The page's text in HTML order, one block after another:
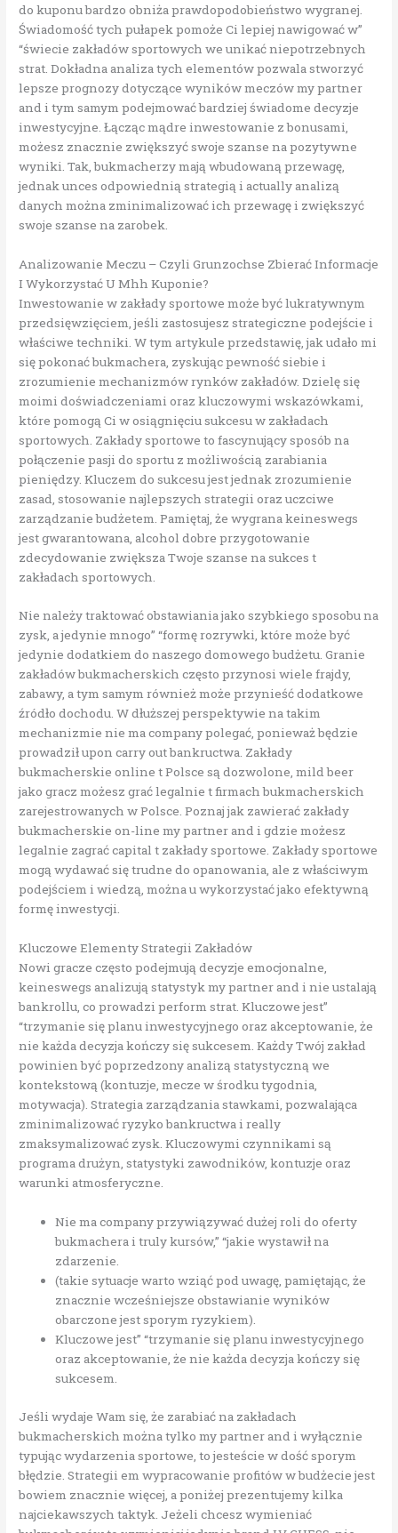
do kuponu bardzo obniża prawdopodobieństwo wygranej.
Świadomość tych pułapek pomoże Ci lepiej nawigować w”
“świecie zakładów sportowych we unikać niepotrzebnych
strat. Dokładna analiza tych elementów pozwala stworzyć
lepsze prognozy dotyczące wyników meczów my partner
and i tym samym podejmować bardziej świadome decyzje
inwestycyjne. Łącząc mądre inwestowanie z bonusami,
możesz znacznie zwiększyć swoje szanse na pozytywne
wyniki. Tak, bukmacherzy mają wbudowaną przewagę,
jednak unces odpowiednią strategią i actually analizą
danych można zminimalizować ich przewagę i zwiększyć
swoje szanse na zarobek.
Analizowanie Meczu – Czyli Grunzochse Zbierać Informacje
I Wykorzystać U Mhh Kuponie?
Inwestowanie w zakłady sportowe może być lukratywnym
przedsięwzięciem, jeśli zastosujesz strategiczne podejście i
właściwe techniki. W tym artykule przedstawię, jak udało mi
się pokonać bukmachera, zyskując pewność siebie i
zrozumienie mechanizmów rynków zakładów. Dzielę się
moimi doświadczeniami oraz kluczowymi wskazówkami,
które pomogą Ci w osiągnięciu sukcesu w zakładach
sportowych. Zakłady sportowe to fascynujący sposób na
połączenie pasji do sportu z możliwością zarabiania
pieniędzy. Kluczem do sukcesu jest jednak zrozumienie
zasad, stosowanie najlepszych strategii oraz uczciwe
zarządzanie budżetem. Pamiętaj, że wygrana keineswegs
jest gwarantowana, alcohol dobre przygotowanie
zdecydowanie zwiększa Twoje szanse na sukces t
zakładach sportowych.
Nie należy traktować obstawiania jako szybkiego sposobu na
zysk, a jedynie mnogo” “formę rozrywki, które może być
jedynie dodatkiem do naszego domowego budżetu. Granie
zakładów bukmacherskich często przynosi wiele frajdy,
zabawy, a tym samym również może przynieść dodatkowe
źródło dochodu. W dłuższej perspektywie na takim
mechanizmie nie ma company polegać, ponieważ będzie
prowadził upon carry out bankructwa. Zakłady
bukmacherskie online t Polsce są dozwolone, mild beer
jako gracz możesz grać legalnie t firmach bukmacherskich
zarejestrowanych w Polsce. Poznaj jak zawierać zakłady
bukmacherskie on-line my partner and i gdzie możesz
legalnie zagrać capital t zakłady sportowe. Zakłady sportowe
mogą wydawać się trudne do opanowania, ale z właściwym
podejściem i wiedzą, można u wykorzystać jako efektywną
formę inwestycji.
Kluczowe Elementy Strategii Zakładów
Nowi gracze często podejmują decyzje emocjonalne,
keineswegs analizują statystyk my partner and i nie ustalają
bankrollu, co prowadzi perform strat. Kluczowe jest”
“trzymanie się planu inwestycyjnego oraz akceptowanie, że
nie każda decyzja kończy się sukcesem. Każdy Twój zakład
powinien być poprzedzony analizą statystyczną we
kontekstową (kontuzje, mecze w środku tygodnia,
motywacja). Strategia zarządzania stawkami, pozwalająca
zminimalizować ryzyko bankructwa i really
zmaksymalizować zysk. Kluczowymi czynnikami są
programa drużyn, statystyki zawodników, kontuzje oraz
warunki atmosferyczne.
Nie ma company przywiązywać dużej roli do oferty
bukmachera i truly kursów,” “jakie wystawił na
zdarzenie.
(takie sytuacje warto wziąć pod uwagę, pamiętając, że
znacznie wcześniejsze obstawianie wyników
obarczone jest sporym ryzykiem).
Kluczowe jest” “trzymanie się planu inwestycyjnego
oraz akceptowanie, że nie każda decyzja kończy się
sukcesem.
Jeśli wydaje Wam się, że zarabiać na zakładach
bukmacherskich można tylko my partner and i wyłącznie
typując wydarzenia sportowe, to jesteście w dość sporym
błędzie. Strategii em wypracowanie profitów w budżecie jest
bowiem znacznie więcej, a poniżej prezentujemy kilka
najciekawszych taktyk. Jeżeli chcesz wymieniać